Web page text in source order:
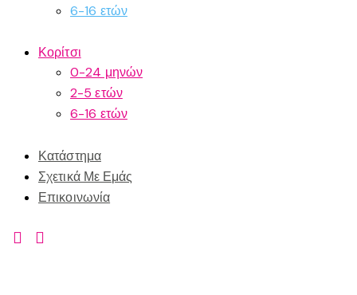
6-16 ετών
Κορίτσι
0-24 μηνών
2-5 ετών
6-16 ετών
Κατάστημα
Σχετικά Με Εμάς
Επικοινωνία